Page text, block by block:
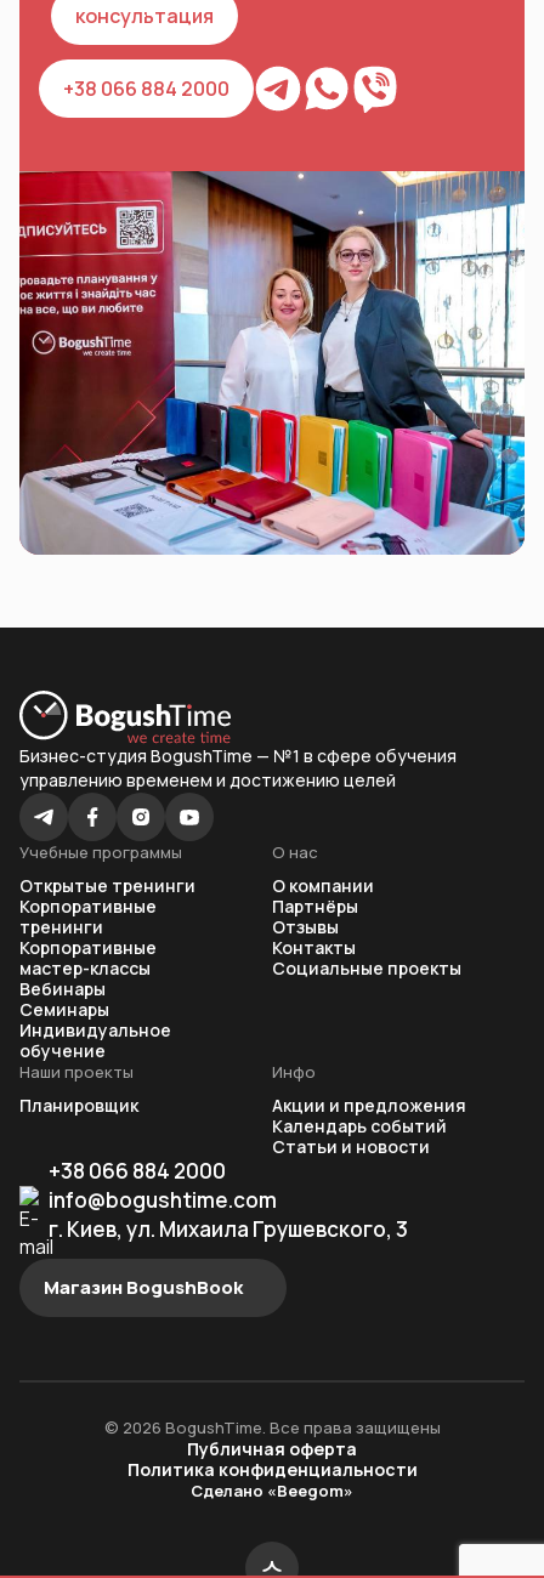
консультация
+38 066 884 2000
Бизнес-студия BogushTime — №1 в сфере обучения
управлению временем и достижению целей
Учебные программы
Открытые тренинги
Корпоративные
тренинги
Корпоративные
мастер-классы
Вебинары
Семинары
Индивидуальное
обучение
Наши проекты
Планировщик
Инфо
Акции и предложения
Календарь событий
Статьи и новости
О нас
О компании
Партнёры
Отзывы
Контакты
Социальные проекты
+38 066 884 2000
info@bogushtime.com
г. Киев, ул. Михаила Грушевского, 3
Магазин BogushBook
© 2026 BogushTime. Все права защищены
Публичная оферта
Политика конфиденциальности
Сделано «Beegom»